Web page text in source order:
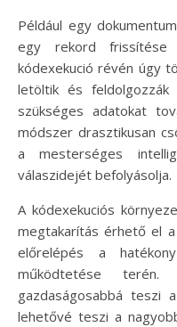
Például egy
egy rekord frissítése
kódexekució révén úgy
letöltik és
szükséges adatokat
módszer drasztikusan
a mesterséges
válaszidejét befolyásolja.
A kódexekuciós
megtakarítás érhető el
előrelépés a
működtetése
gazdaságosabbá teszi
lehetővé teszi a